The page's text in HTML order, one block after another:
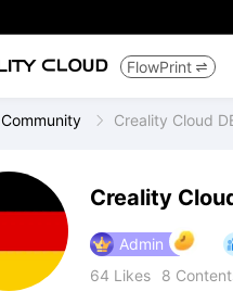
FlowPrint 
Community Creality Cloud
Creality
Admin
64 Likes 8